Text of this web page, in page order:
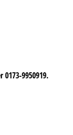
9950919.